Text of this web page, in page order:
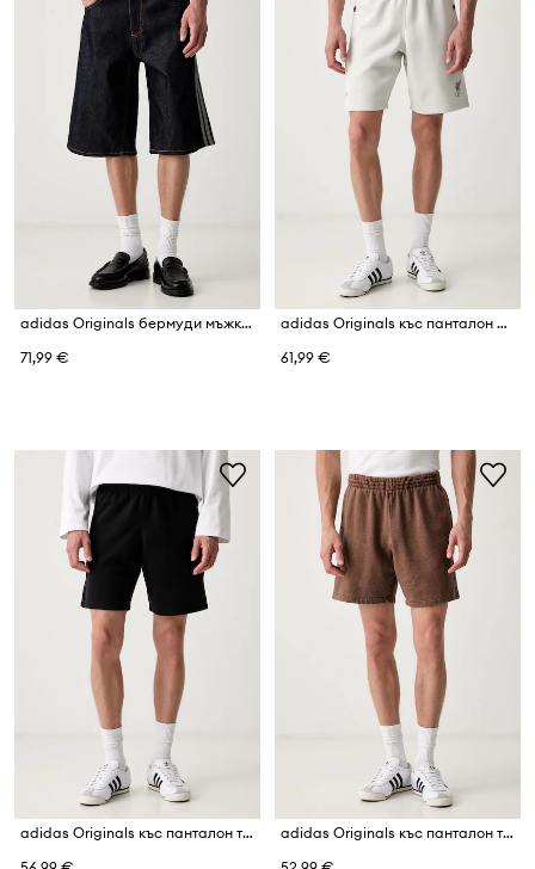
adidas Originals бермуди мъжки от деним Firebird
71,99 €
adidas Originals къс панталон мъжки с памук LFC Spacer Teamgeist
61,99 €
adidas Originals къс панталон тип анцуг мъжки Spacer
adidas Originals къс панталон тип анцуг мъжки с памук Essentials